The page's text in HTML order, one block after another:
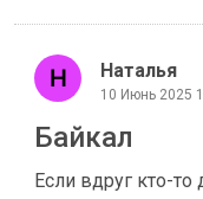
Наталья
10 Июнь 2025
Байкал
Если вдруг кто-